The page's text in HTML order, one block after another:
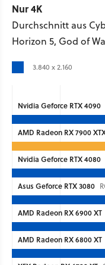
Nur 4K
Durchschnitt aus
Horizon 5, God of
3.840 x 2.160
Nvidia Geforce RTX 4090
AMD Radeon RX 7900
Nvidia Geforce RTX 4080
Asus Geforce RTX 3080
AMD Radeon RX 6900 XT
AMD Radeon RX 6800 XT